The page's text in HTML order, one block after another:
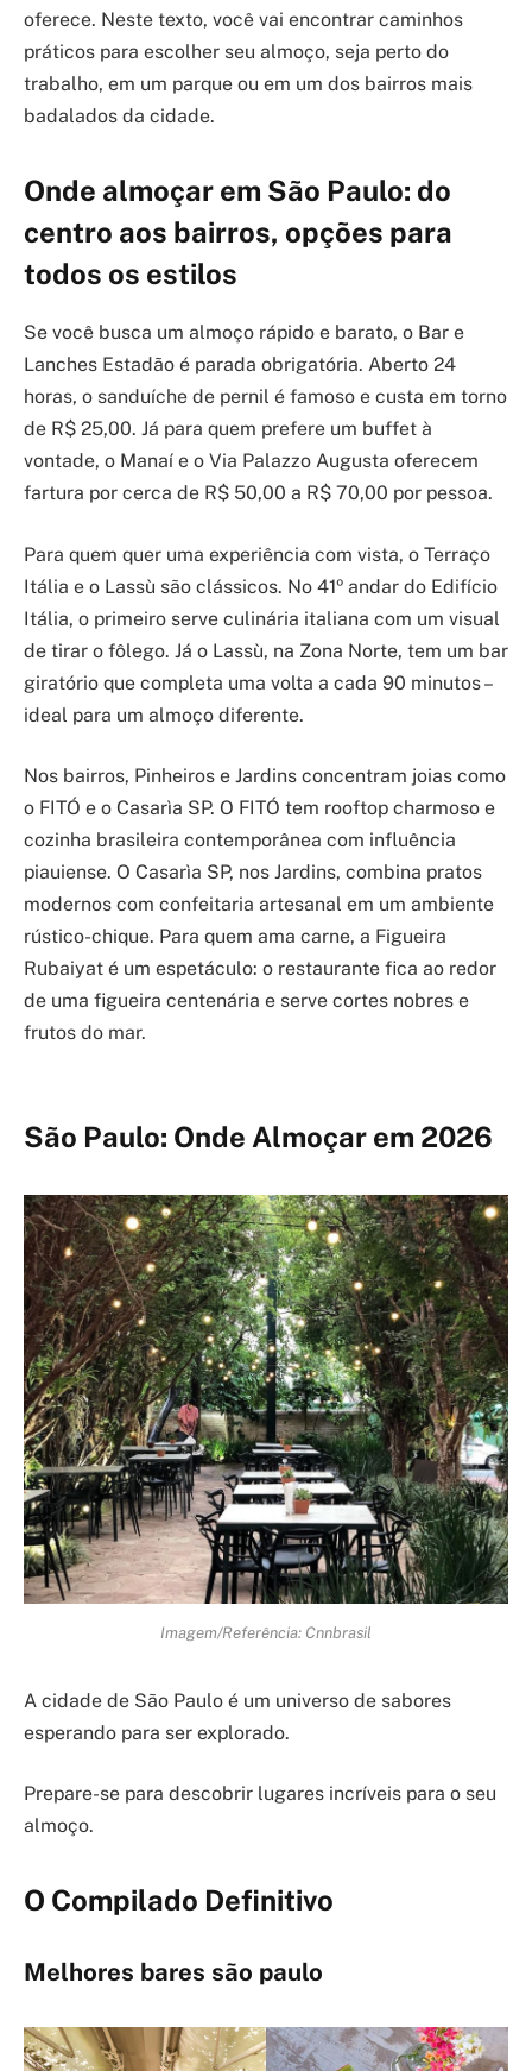
oferece. Neste texto, você vai encontrar caminhos
práticos para escolher seu almoço, seja perto do
trabalho, em um parque ou em um dos bairros mais
badalados da cidade.
Onde almoçar em São Paulo: do
centro aos bairros, opções para
todos os estilos
Se você busca um almoço rápido e barato, o Bar e
Lanches Estadão é parada obrigatória. Aberto 24
horas, o sanduíche de pernil é famoso e custa em torno
de R$ 25,00. Já para quem prefere um buffet à
vontade, o Manaí e o Via Palazzo Augusta oferecem
fartura por cerca de R$ 50,00 a R$ 70,00 por pessoa.
Para quem quer uma experiência com vista, o Terraço
Itália e o Lassù são clássicos. No 41º andar do Edifício
Itália, o primeiro serve culinária italiana com um visual
de tirar o fôlego. Já o Lassù, na Zona Norte, tem um bar
giratório que completa uma volta a cada 90 minutos –
ideal para um almoço diferente.
Nos bairros, Pinheiros e Jardins concentram joias como
o FITÓ e o Casarìa SP. O FITÓ tem rooftop charmoso e
cozinha brasileira contemporânea com influência
piauiense. O Casarìa SP, nos Jardins, combina pratos
modernos com confeitaria artesanal em um ambiente
rústico-chique. Para quem ama carne, a Figueira
Rubaiyat é um espetáculo: o restaurante fica ao redor
de uma figueira centenária e serve cortes nobres e
frutos do mar.
São Paulo: Onde Almoçar em 2026
Imagem/Referência: Cnnbrasil
A cidade de São Paulo é um universo de sabores
esperando para ser explorado.
Prepare-se para descobrir lugares incríveis para o seu
almoço.
O Compilado Definitivo
Melhores bares são paulo